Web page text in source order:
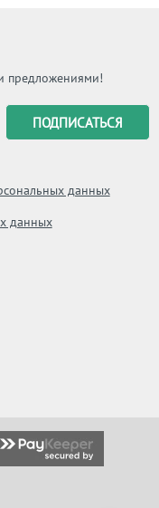
предложениями!
данных
данных